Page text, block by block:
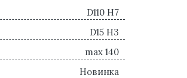
D110 H7
D15 H3
max 140
Новинка